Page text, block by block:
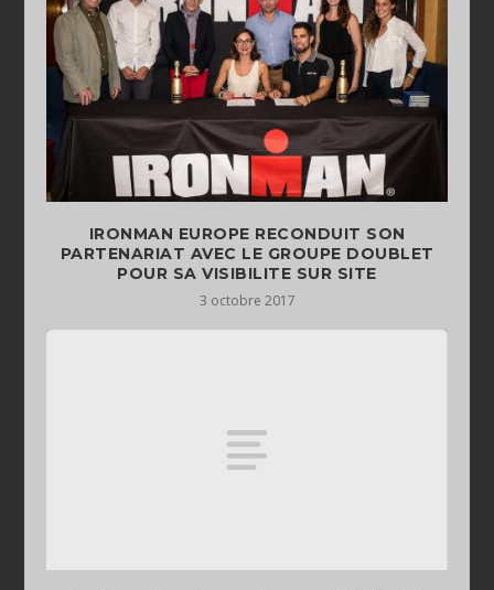
IRONMAN EUROPE RECONDUIT SON
PARTENARIAT AVEC LE GROUPE DOUBLET
POUR SA VISIBILITE SUR SITE
3 octobre 2017